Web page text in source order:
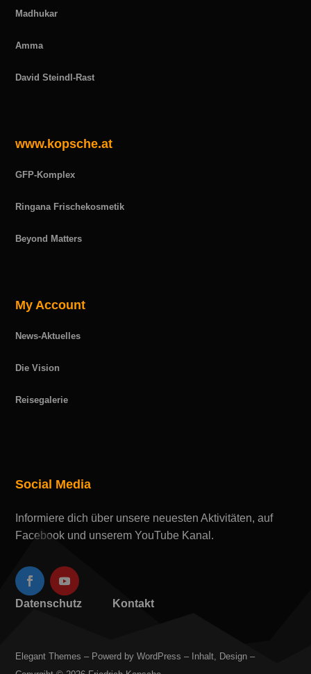
Madhukar
Amma
David Steindl-Rast
www.kopsche.at
GFP-Komplex
Ringana Frischekosmetik
Beyond Matters
My Account
News-Aktuelles
Die Vision
Reisegalerie
Social Media
Informiere dich über unsere neuesten Aktivitäten, auf
Facebook und unserem YouTube Kanal.
Datenschutz Kontakt
Elegant Themes – Powerd by WordPress – Inhalt, Design –